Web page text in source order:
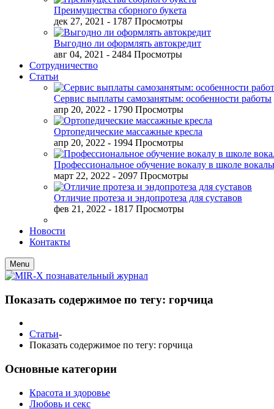
Преимущества сборного букета
дек 27, 2021 - 1787 Просмотры
Выгодно ли оформлять автокредит
авг 04, 2021 - 2484 Просмотры
Сотрудничество
Статьи
Сервис выплаты самозанятым: особенности работы
апр 20, 2022 - 1790 Просмотры
Ортопедические массажные кресла
апр 20, 2022 - 1994 Просмотры
Профессиональное обучение вокалу в школе
март 22, 2022 - 2097 Просмотры
Отличие протеза и эндопротеза для суставов
фев 21, 2022 - 1817 Просмотры
Новости
Контакты
Menu
Показать содержимое по тегу: горчица
Статьи-
Показать содержимое по тегу: горчица
Основные категории
Красота и здоровье
Любовь и секс